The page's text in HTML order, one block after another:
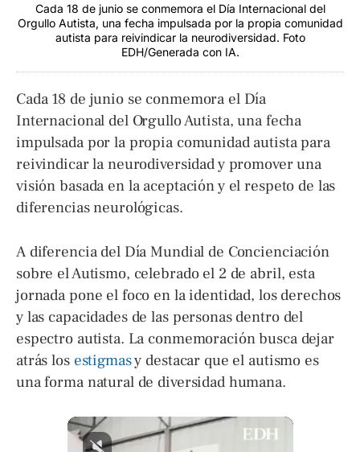
Cada 18 de junio se conmemora el Día Internacional del
Orgullo Autista, una fecha impulsada por la propia comunidad
autista para reivindicar la neurodiversidad. Foto
EDH/Generada con IA.
Cada 18 de junio se conmemora el Día
Internacional del Orgullo Autista, una fecha
impulsada por la propia comunidad autista para
reivindicar la neurodiversidad y promover una
visión basada en la aceptación y el respeto de las
diferencias neurológicas.
A diferencia del Día Mundial de Concienciación
sobre el Autismo, celebrado el 2 de abril, esta
jornada pone el foco en la identidad, los derechos
y las capacidades de las personas dentro del
espectro autista. La conmemoración busca dejar
atrás los estigmasy destacar que el autismo es
una forma natural de diversidad humana.